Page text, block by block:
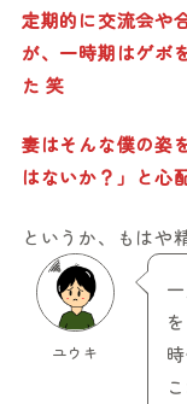
定期的に交流会や
が、一時期はゲボ
た 笑
妻はそんな僕の姿
はないか？」と心
というか、もはや
ユウキ